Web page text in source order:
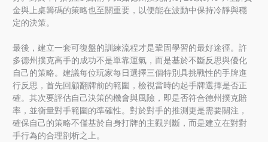
金與上桌籌碼的策略也至關重要，以便能在波動中保持冷靜與穩
定的決策。
最後，建立一套可復盤的訓練流程才是鞏固學習的最好途徑。許
多德州撲克高手的成功不是單靠運氣，而是基於不斷反思與優化
自己的策略。建議每位玩家每日選擇三個特別具挑戰性的手牌進
行反思，首先回顧翻牌前的範圍，檢視當時的起手牌選擇是否正
確。其次要評估自己決策的機會與風險，即是否符合德州撲克賠
率，並衡量對手範圍的準確性。對於對手的推測更是需要關注，
確保自己的策略不僅基於自身打牌的主觀判斷，而是建立在對對
手行為的合理剖析之上。